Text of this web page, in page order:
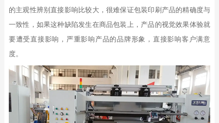
的主观性辨别直接影响比较大，很难保证包装印刷产品的精确度与
一致性，如果这种缺陷发生在商品包装上，产品的视觉效果体验就
要遭受直接影响，严重影响产品的品牌形象，直接影响客户满意
度。